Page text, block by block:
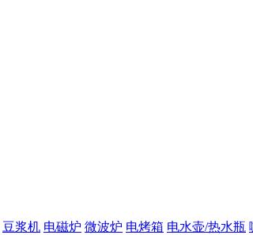
豆浆机 电磁炉 微波炉 电烤箱 电水壶/热水瓶